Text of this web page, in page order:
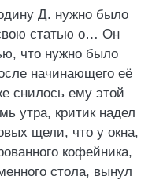
Д. нужно было
статью о… Он
что нужно было
начинающего её
снилось ему этой
утра, критик надел
щели, что у окна,
кофейника,
стола, вынул